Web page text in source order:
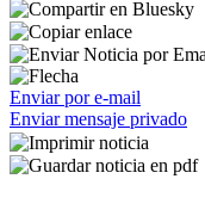
Enviar por e-mail
Enviar mensaje privado